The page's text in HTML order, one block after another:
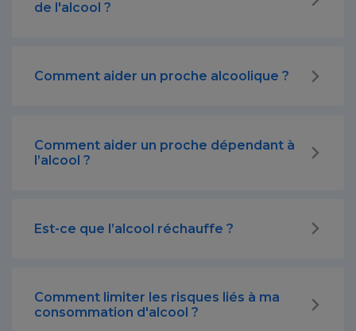
de l'alcool ?
Comment aider un proche alcoolique ?
Comment aider un proche dépendant à
l’alcool ?
Est-ce que l’alcool réchauffe ?
Comment limiter les risques liés à ma
consommation d'alcool ?